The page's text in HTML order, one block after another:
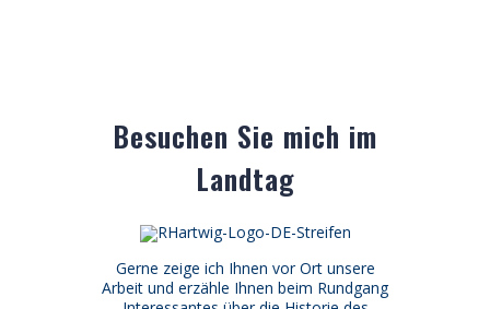
Besuchen Sie mich im
Landtag
Gerne zeige ich Ihnen vor Ort unsere
Arbeit und erzähle Ihnen beim Rundgang